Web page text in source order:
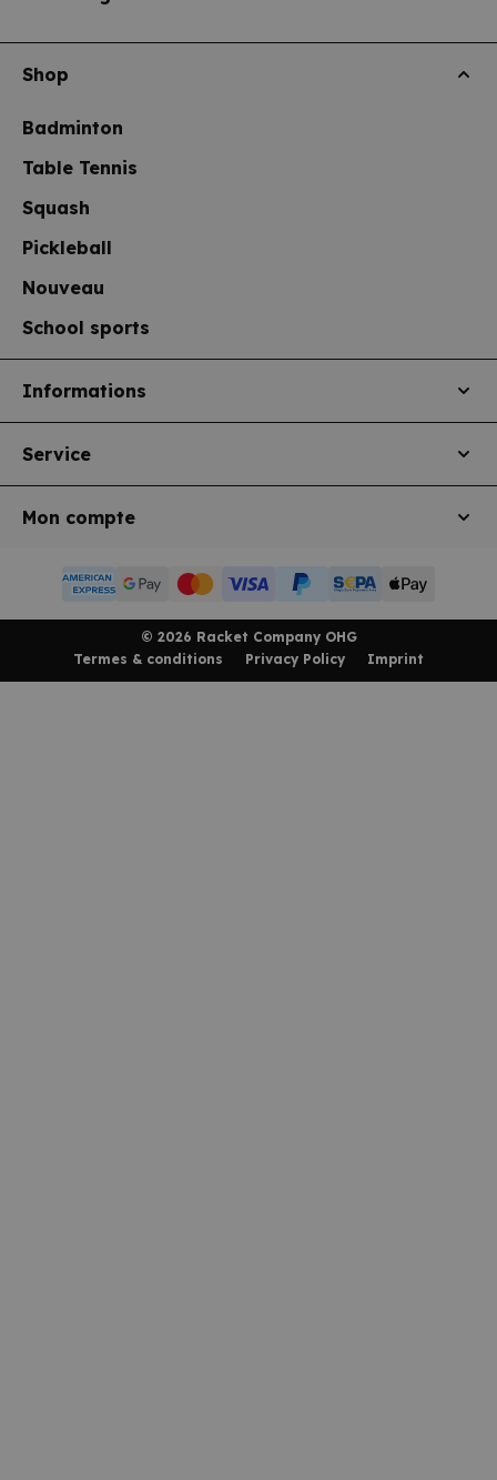
Shop
Badminton
Table Tennis
Squash
Pickleball
Nouveau
School sports
Informations
Service
Mon compte
© 2026 Racket Company OHG
Termes & conditions
Privacy Policy Imprint